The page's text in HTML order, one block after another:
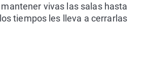
vivas las salas hasta
tiempos les lleva a cerrarlas